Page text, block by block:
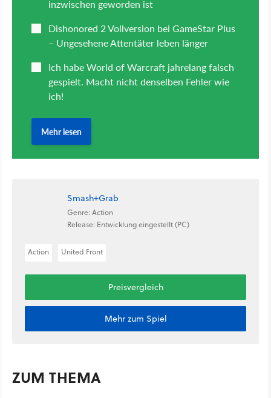
Smash+Grab
Genre: Action
Release: Entwicklung eingestellt (PC)
Action United Front
Preisvergleich
Mehr zum Spiel
ZUM THEMA